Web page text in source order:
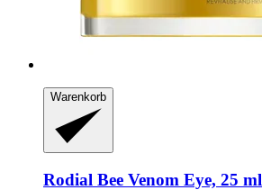
Warenkorb
Rodial Bee Venom Eye, 25 ml